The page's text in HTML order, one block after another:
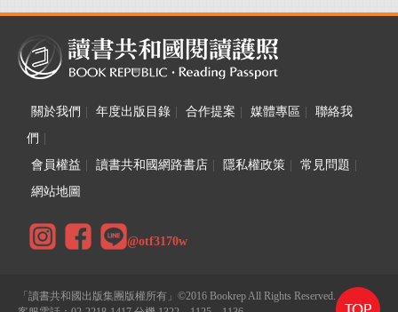
關於我們 年度出版目錄 合作提案 媒體專區
聯絡我
們
會員權益
讀書共和國網路書店 隱私權政策 常見問題
網站地圖
@otf3170w
「讀書共和國出版集團版權所有」©2016 Bookrep All Rights Reserved.